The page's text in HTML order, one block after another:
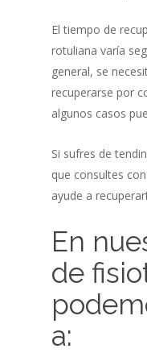
El tiempo de
rotuliana varía
general, se
recuperarse por
algunos casos
Si sufres de
que consultes
ayude a
En
de
a: